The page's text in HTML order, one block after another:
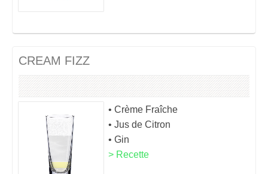
CREAM FIZZ
• Crème Fraîche
• Jus de Citron
• Gin
> Recette